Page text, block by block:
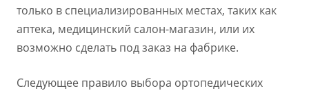
только в специализированных местах, таких как
аптека, медицинский салон-магазин, или их
возможно сделать под заказ на фабрике.
Следующее правило выбора ортопедических